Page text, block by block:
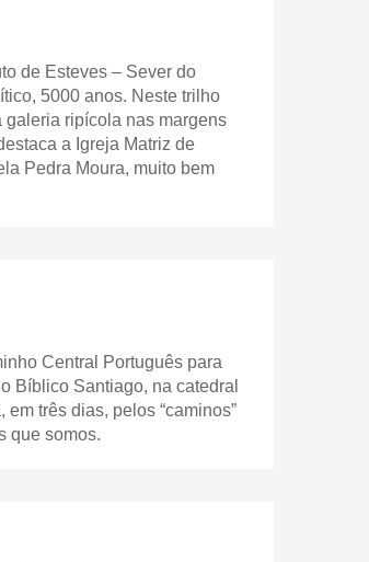
de Esteves – Sever do
5000 anos. Neste trilho
ripícola nas margens
a Igreja Matriz de
Pedra Moura, muito bem
Central Português para
Bíblico Santiago, na catedral
três dias, pelos “caminos”
que somos.